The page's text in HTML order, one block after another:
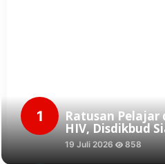
1 Ratusan Pelajar
HIV, Disdikbud
19 Juli 2026 858